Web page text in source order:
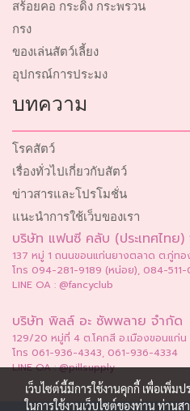
สร้อยคอ กระดิ่ง กระพรวน
กรง
ของเล่นสัตว์เลี้ยง
อุปกรณ์การประมง
บทความ
โรคสัตว์
เรื่องทั่วไปเกี่ยวกับสัตว์
ข่าวสารและโปรโมชั่น
แนะนำการใช้เว็บของเรา
บริษัท แฟนซี คลับ (ประเทศไทย)
137 หมู่ 1 ถนนขอนแก่นยางตลาด ต.กู่ทอ
โทร 094-281-9189 (หน่อย), 084-
LINE OA : @fancyclub
บริษัท พิลล์ อะ ซัพพลาย จำกัด
129/20 หมู่ที่ 4 ต.โคกสี อ.เมืองขอนแก่
โทร 061-936-4343, 061-936-4334
LINE OA : @pillsupply
เว็บไซต์นี้มีการใช้งานคุกกี้ เพื่อเพิ่
ในการใช้งานเว็บไซต์ของท่าน ท่านส